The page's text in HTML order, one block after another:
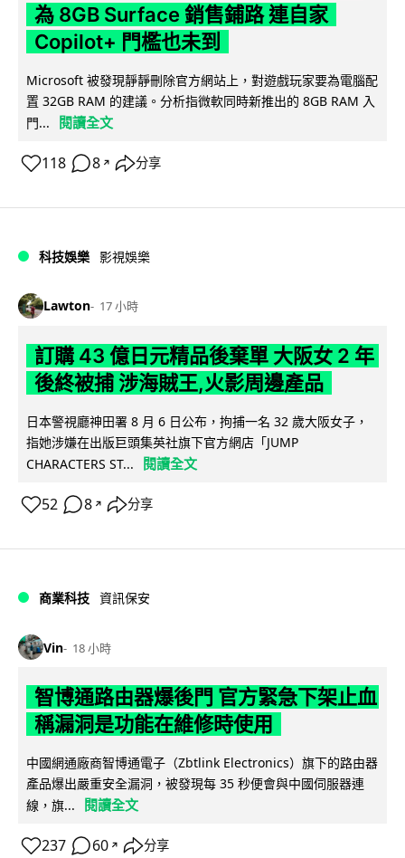
為 8GB Surface 銷售鋪路 連自家
Copilot+ 門檻也未到
Microsoft 被發現靜靜刪除官方網站上，對遊戲玩家要為電腦配
置 32GB RAM 的建議。分析指微軟同時新推出的 8GB RAM 入
門...
閱讀全文
118 8 ↗ 分享
科技娛樂 影視娛樂
Lawton 17 小時
訂購 43 億日元精品後棄單 大阪女 2 年
後終被捕 涉海賊王,火影周邊產品
日本警視廳神田署 8 月 6 日公布，拘捕一名 32 歲大阪女子，
指她涉嫌在出版巨頭集英社旗下官方網店「JUMP
CHARACTERS ST...
閱讀全文
52 8 ↗ 分享
商業科技 資訊保安
Vin 18 小時
智博通路由器爆後門 官方緊急下架止血
稱漏洞是功能在維修時使用
中國網通廠商智博通電子（Zbtlink Electronics）旗下的路由器
產品爆出嚴重安全漏洞，被發現每 35 秒便會與中國伺服器連
線，旗...
閱讀全文
237 60 ↗ 分享